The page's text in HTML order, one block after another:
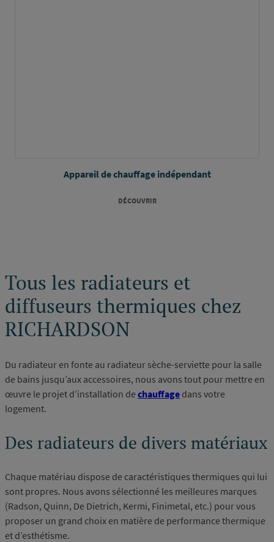
Appareil de chauffage indépendant
DÉCOUVRIR
Tous les radiateurs et
diffuseurs thermiques chez
RICHARDSON
Du radiateur en fonte au radiateur sèche-serviette pour la salle
de bains jusqu’aux accessoires, nous avons tout pour mettre en
œuvre le projet d’installation dechauffage dans votre
logement.
Des radiateurs de divers matériaux
Chaque matériau dispose de caractéristiques thermiques qui lui
sont propres. Nous avons sélectionné les meilleures marques
(Radson, Quinn, De Dietrich, Kermi, Finimetal, etc.) pour vous
proposer un grand choix en matière de performance thermique
et d’esthétisme.